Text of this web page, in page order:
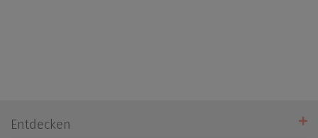
Entdecken